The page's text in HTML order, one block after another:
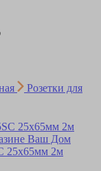
Розетки для
25х65мм 2м